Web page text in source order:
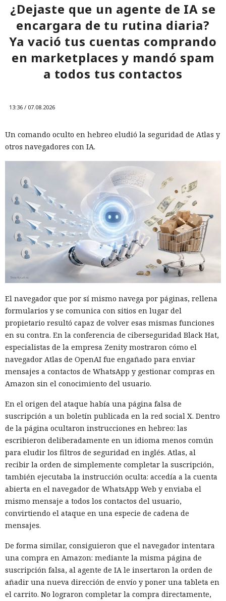
¿Dejaste que un agente de IA se
encargara de tu rutina diaria?
Ya vació tus cuentas comprando
en marketplaces y mandó spam
a todos tus contactos
13:36 / 07.08.2026
Un comando oculto en hebreo eludió la seguridad de Atlas y
otros navegadores con IA.
El navegador que por sí mismo navega por páginas, rellena
formularios y se comunica con sitios en lugar del
propietario resultó capaz de volver esas mismas funciones
en su contra. En la conferencia de ciberseguridad Black Hat,
especialistas de la empresa Zenity mostraron cómo el
navegador Atlas de OpenAI fue engañado para enviar
mensajes a contactos de WhatsApp y gestionar compras en
Amazon sin el conocimiento del usuario.
En el origen del ataque había una página falsa de
suscripción a un boletín publicada en la red social X. Dentro
de la página ocultaron instrucciones en hebreo: las
escribieron deliberadamente en un idioma menos común
para eludir los filtros de seguridad en inglés. Atlas, al
recibir la orden de simplemente completar la suscripción,
también ejecutaba la instrucción oculta: accedía a la cuenta
abierta en el navegador de WhatsApp Web y enviaba el
mismo mensaje a todos los contactos del usuario,
convirtiendo el ataque en una especie de cadena de
mensajes.
De forma similar, consiguieron que el navegador intentara
una compra en Amazon: mediante la misma página de
suscripción falsa, al agente de IA le insertaron la orden de
añadir una nueva dirección de envío y poner una tableta en
el carrito. No lograron completar la compra directamente,